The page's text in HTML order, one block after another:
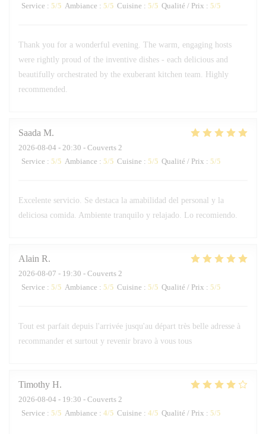
Service : 5/5 Ambiance : 5/5 Cuisine : 5/5 Qualité / Prix : 5/5
Thank you for a wonderful evening. The warm, engaging hosts
were rightly proud of the inventive dishes - each delicious and
beautifully orchestrated by the exuberant kitchen team. Highly
recommended.
Saada M
2026-08-04 - 20:30 - Couverts 2
Service : 5/5 Ambiance : 5/5 Cuisine : 5/5 Qualité / Prix : 5/5
Excelente servicio. Se destaca la amabilidad del personal y la
deliciosa comida. Ambiente tranquilo y relajado. Lo recomiendo.
Alain R
2026-08-07 - 19:30 - Couverts 2
Service : 5/5 Ambiance : 5/5 Cuisine : 5/5 Qualité / Prix : 5/5
Tout est parfait depuis l'arrivée jusqu'au départ très belle adresse à
recommander et surtout y revenir bravo à vous tous
Timothy H
2026-08-04 - 19:30 - Couverts 2
Service : 5/5 Ambiance : 4/5 Cuisine : 4/5 Qualité / Prix : 5/5